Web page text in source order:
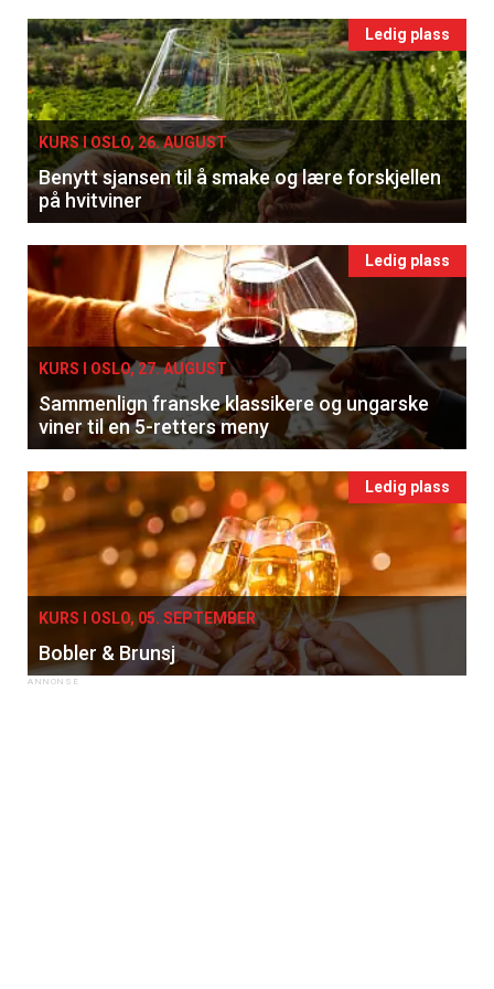
Ledig plass
KURS I OSLO, 26. AUGUST
Benytt sjansen til å smake og lære forskjellen
på hvitviner
Ledig plass
KURS I OSLO, 27. AUGUST
Sammenlign franske klassikere og ungarske
viner til en 5-retters meny
Ledig plass
KURS I OSLO, 05. SEPTEMBER
Bobler & Brunsj